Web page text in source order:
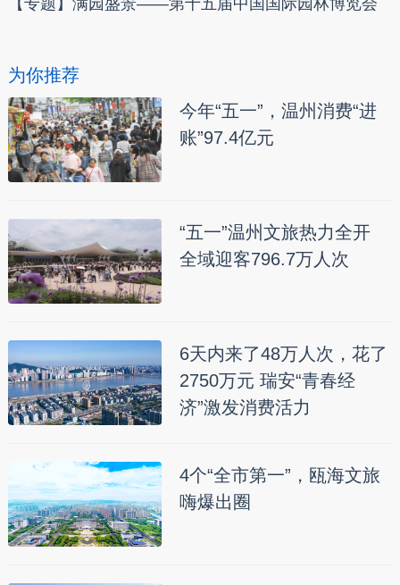
为你推荐
今年“五一”，温州消费“进
账”97.4亿元
“五一”温州文旅热力全开
全域迎客796.7万人次
6天内来了48万人次，花了
2750万元 瑞安“青春经
济”激发消费活力
4个“全市第一”，瓯海文旅
嗨爆出圈